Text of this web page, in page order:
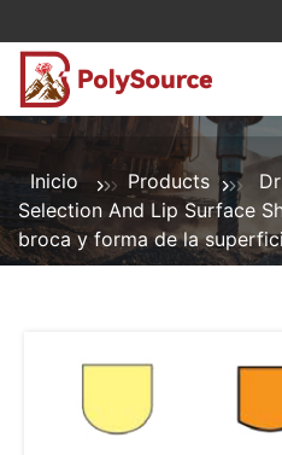
Inicio Products
Selection And Lip Surface
broca y forma de la